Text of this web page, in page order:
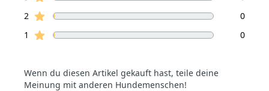
2 Sterne Bewertungen
0
1
Sterne Bewertungen 0
Wenn du diesen Artikel gekauft hast, teile deine
Meinung mit anderen Hundemenschen!